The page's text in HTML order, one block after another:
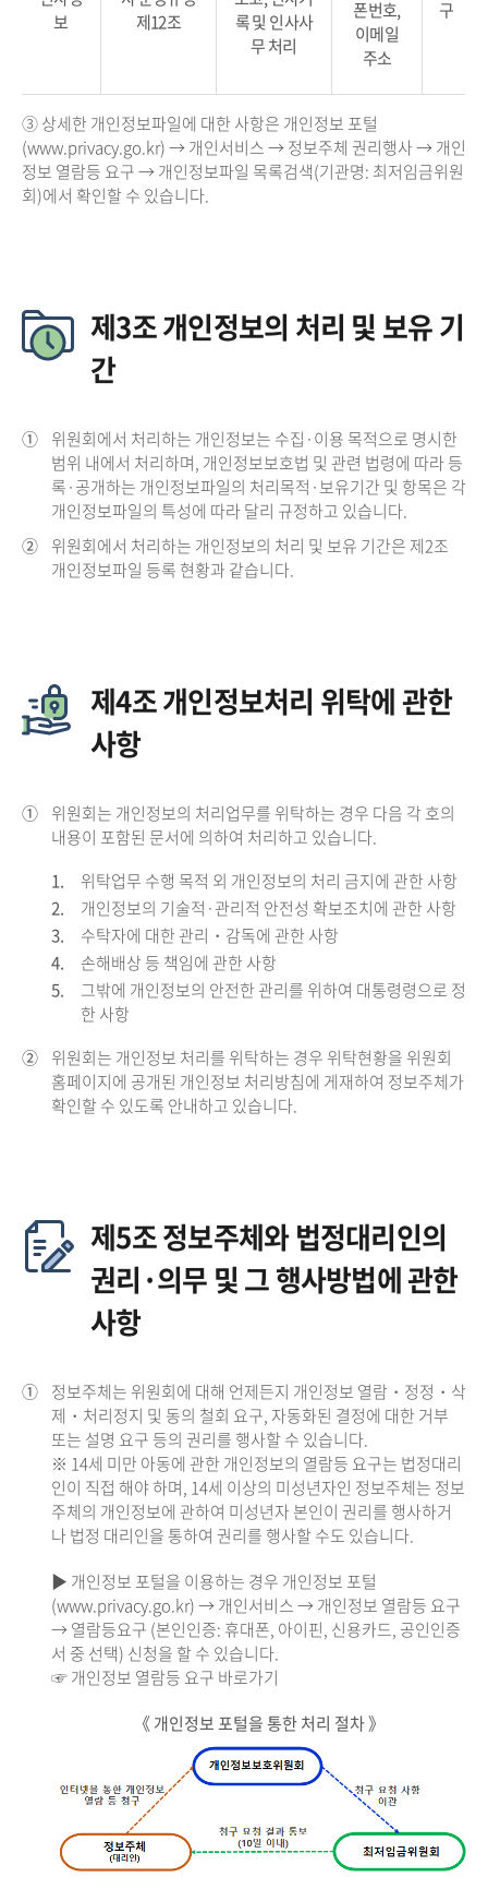
보
제12조
록 및 인사사
무 처리
폰번호,
이메일
주소
구
③ 상세한 개인정보파일에 대한 사항은 개인정보 포털
(www.privacy.go.kr) → 개인서비스 → 정보주체 권리행사 → 개인
정보 열람등 요구 → 개인정보파일 목록검색(기관명: 최저임금위원
회)에서 확인할 수 있습니다.
제3조 개인정보의 처리 및 보유 기
간
① 위원회에서 처리하는 개인정보는 수집·이용 목적으로 명시한
범위 내에서 처리하며, 개인정보보호법 및 관련 법령에 따라 등
록·공개하는 개인정보파일의 처리목적·보유기간 및 항목은 각
개인정보파일의 특성에 따라 달리 규정하고 있습니다.
② 위원회에서 처리하는 개인정보의 처리 및 보유 기간은 제2조
개인정보파일 등록 현황과 같습니다.
제4조 개인정보처리 위탁에 관한
사항
① 위원회는 개인정보의 처리업무를 위탁하는 경우 다음 각 호의
내용이 포함된 문서에 의하여 처리하고 있습니다.
1.
위탁업무 수행 목적 외 개인정보의 처리 금지에 관한 사항
2.
개인정보의 기술적·관리적 안전성 확보조치에 관한 사항
3.
수탁자에 대한 관리・감독에 관한 사항
4.
손해배상 등 책임에 관한 사항
5.
그밖에 개인정보의 안전한 관리를 위하여 대통령령으로 정
한 사항
② 위원회는 개인정보 처리를 위탁하는 경우 위탁현황을 위원회
홈페이지에 공개된 개인정보 처리방침에 게재하여 정보주체가
확인할 수 있도록 안내하고 있습니다.
제5조 정보주체와 법정대리인의
권리·의무 및 그 행사방법에 관한
사항
① 정보주체는 위원회에 대해 언제든지 개인정보 열람・정정・삭
제・처리정지 및 동의 철회 요구, 자동화된 결정에 대한 거부
또는 설명 요구 등의 권리를 행사할 수 있습니다.
※ 14세 미만 아동에 관한 개인정보의 열람등 요구는 법정대리
인이 직접 해야 하며, 14세 이상의 미성년자인 정보주체는 정보
주체의 개인정보에 관하여 미성년자 본인이 권리를 행사하거
나 법정 대리인을 통하여 권리를 행사할 수도 있습니다.
▶ 개인정보 포털을 이용하는 경우 개인정보 포털
(www.privacy.go.kr) → 개인서비스 → 개인정보 열람등 요구
→ 열람등요구 (본인인증: 휴대폰, 아이핀, 신용카드, 공인인증
서 중 선택) 신청을 할 수 있습니다.
☞ 개인정보 열람등 요구 바로가기
《 개인정보 포털을 통한 처리 절차 》